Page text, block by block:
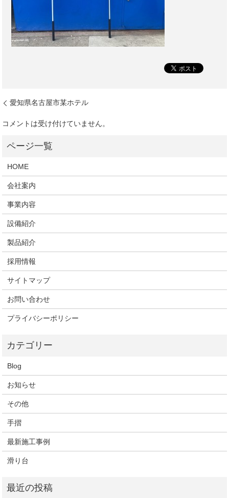
愛知県名古屋市某ホテル
コメントは受け付けていません。
HOME
会社案内
事業内容
設備紹介
製品紹介
採用情報
サイトマップ
お問い合わせ
プライバシーポリシー
Blog
お知らせ
その他
手摺
最新施工事例
滑り台